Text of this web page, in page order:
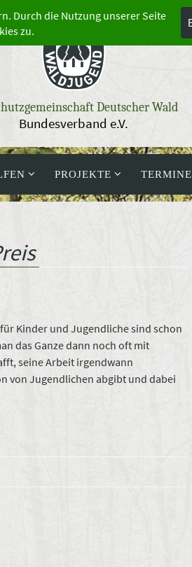
Deutscher Wald
Bundesverband e.V.
PROJEKTE TERMINE
Kinder und Jugendliche sind schon
das Ganze dann noch oft mit
seine Arbeit irgendwann
von Jugendlichen abgibt und dabei